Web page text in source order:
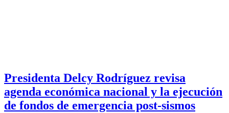
Presidenta Delcy Rodríguez revisa
agenda económica nacional y la ejecución
de fondos de emergencia post-sismos